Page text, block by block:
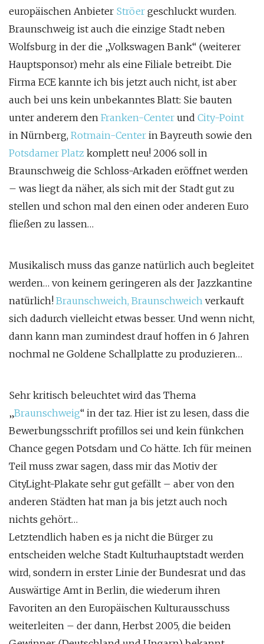
europäischen Anbieter Ströer geschluckt wurden.
Braunschweig ist auch die einzige Stadt neben
Wolfsburg in der die „Volkswagen Bank“ (weiterer
Hauptsponsor) mehr als eine Filiale betreibt. Die
Firma ECE kannte ich bis jetzt auch nicht, ist aber
auch bei uns kein unbekanntes Blatt: Sie bauten
unter anderem den Franken-Center und City-Point
in Nürnberg, Rotmain-Center in Bayreuth sowie den
Potsdamer Platz komplett neu! 2006 soll in
Braunschweig die Schloss-Arkaden eröffnet werden
– was liegt da näher, als sich mit der Stadt gut zu
stellen und schon mal den einen oder anderen Euro
fließen zu lassen…
Musikalisch muss das ganze natürlich auch begleitet
werden… von keinem geringeren als der Jazzkantine
natürlich! Braunschweich, Braunschweich verkauft
sich dadurch vielleicht etwas besser. Und wenn nicht,
dann kann man zumindest drauf hoffen in 6 Jahren
nochmal ne Goldene Schallplatte zu produzieren…
Sehr kritisch beleuchtet wird das Thema
„Braunschweig“ in der taz. Hier ist zu lesen, dass die
Bewerbungsschrift profillos sei und kein fünkchen
Chance gegen Potsdam und Co hätte. Ich für meinen
Teil muss zwar sagen, dass mir das Motiv der
CityLight-Plakate sehr gut gefällt – aber von den
anderen Städten hat man ja bis jetzt auch noch
nichts gehört…
Letztendlich haben es ja nicht die Bürger zu
entscheiden welche Stadt Kulturhauptstadt werden
wird, sondern in erster Linie der Bundesrat und das
Auswärtige Amt in Berlin, die wiederum ihren
Favoriten an den Europäischen Kulturausschuss
weiterleiten – der dann, Herbst 2005, die beiden